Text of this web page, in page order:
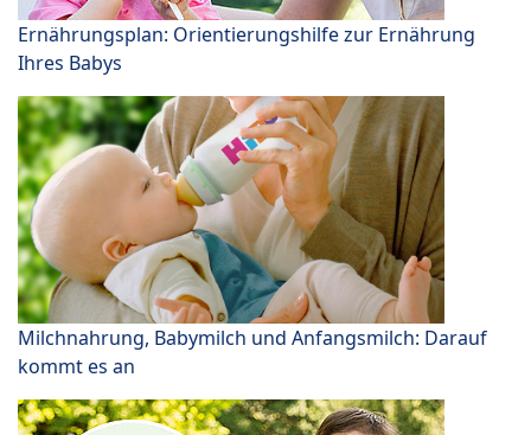
Ernährungsplan: Orientierungshilfe zur Ernährung
Ihres Babys
Milchnahrung, Babymilch und Anfangsmilch: Darauf
kommt es an